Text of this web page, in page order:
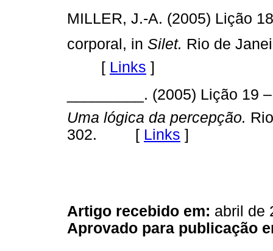
MILLER, J.-A. (2005) Lição
corporal, in Silet. Rio de
[ Links ]
_________. (2005) Lição
Uma lógica da percepção.
302. [ Links ]
Artigo recebido em: abril de
Aprovado para publicação